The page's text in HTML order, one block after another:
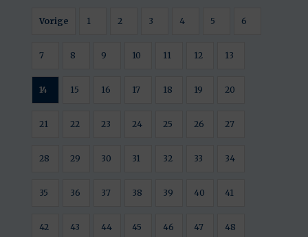
Vorige 1 2 3 4 5 6
7 8 9 10 11 12 13
14 15 16 17 18 19 20
21 22 23 24 25 26 27
28 29 30 31 32 33 34
35 36 37 38 39 40 41
42 43 44 45 46 47 48